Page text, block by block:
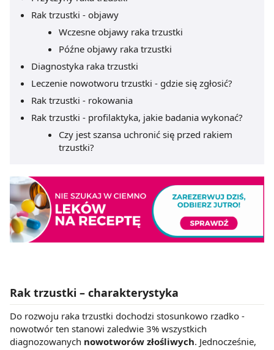
Rak trzustki - objawy
Wczesne objawy raka trzustki
Późne objawy raka trzustki
Diagnostyka raka trzustki
Leczenie nowotworu trzustki - gdzie się zgłosić?
Rak trzustki - rokowania
Rak trzustki - profilaktyka, jakie badania wykonać?
Czy jest szansa uchronić się przed rakiem
trzustki?
Rak trzustki – charakterystyka
Do rozwoju raka trzustki dochodzi stosunkowo rzadko -
nowotwór ten stanowi zaledwie 3% wszystkich
diagnozowanych nowotworów złośliwych. Jednocześnie,